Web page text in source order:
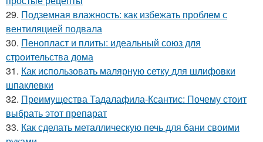
29. Подземная влажность: как избежать проблем с
вентиляцией подвала
30. Пенопласт и плиты: идеальный союз для
строительства дома
31. Как использовать малярную сетку для шлифовки
шпаклевки
32. Преимущества Тадалафила-Ксантис: Почему стоит
выбрать этот препарат
33. Как сделать металлическую печь для бани своими